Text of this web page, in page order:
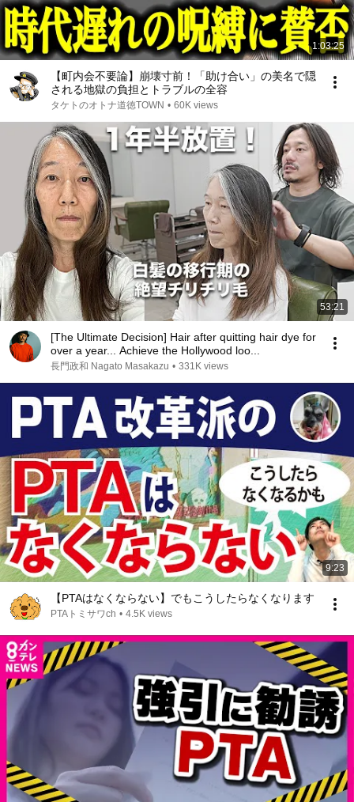
1:03:25
【町内会不要論】崩壊寸前！「助け合い」の美名で隠
される地獄の負担とトラブルの全容
タケトのオトナ道徳TOWN • 60K views
53:21
[The Ultimate Decision] Hair after quitting hair dye for
over a year... Achieve the Hollywood loo...
長門政和 Nagato Masakazu • 331K views
9:23
【PTAはなくならない】でもこうしたらなくなります
PTAトミサワch • 4.5K views